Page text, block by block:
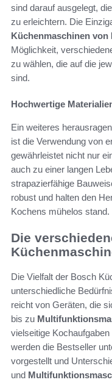
sind darauf ausgelegt,
zu erleichtern. Die
Küchenmaschinen von
Möglichkeit,
zu wählen, die auf die
sind.
Hochwertige
Ein weiteres
ist die Verwendung von
gewährleistet nicht nur
auch zu einer langen
strapazierfähige
robust und halten den
Kochens mühelos stand.
Die
Die Vielfalt der Bosch
unterschiedliche
reicht von Geräten, die
bis zu
vielseitige
werden die Bestseller
vorgestellt und
und